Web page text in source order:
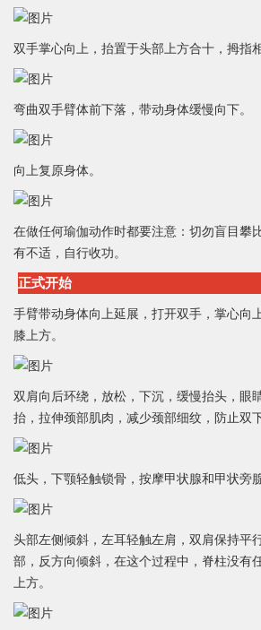
双手掌心向上，抬置于头部上方合十，拇指
弯曲双手臂体前下落，带动身体缓慢向下。
向上复原身体。
在做任何瑜伽动作时都要注意：切勿盲目攀
有不适，自行收功。
正式开始
手臂带动身体向上延展，打开双手，掌心向
膝上方。
双肩向后环绕，放松，下沉，缓慢抬头，眼
抬，拉伸颈部肌肉，减少颈部细纹，防止双下
低头，下颚轻触锁骨，按摩甲状腺和甲状旁
头部左侧倾斜，左耳轻触左肩，双肩保持平
部，反方向倾斜，在这个过程中，脊柱没有
上方。